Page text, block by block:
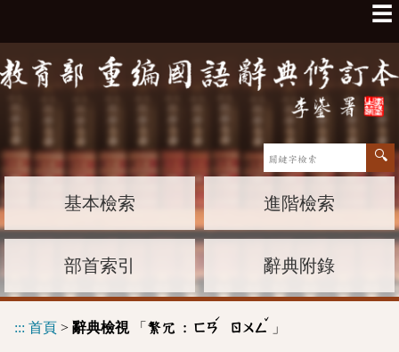
☰
基本檢索 進階檢索
部首索引 辭典附錄
::: 首頁 > 辭典檢視「 繁冗 : ㄈㄢ
ˊ
ㄖㄨㄥ
ˇ
」